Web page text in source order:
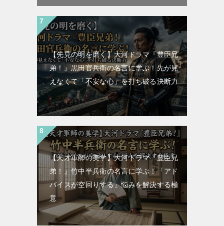
【先見の明を磨く】大河ドラマ『豊臣兄
弟！』黒田官兵衛の名言に学ぶ！先が見
えなくて「不安な心」を打ち破る決断力
【天才軍師の美学】大河ドラマ『豊臣兄
弟！』竹中半兵衛の名言に学ぶ！「アド
バイスが空回りする」悩みを解決する極
意